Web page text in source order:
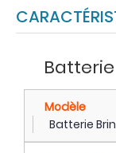
Batterie
Modèle
Batterie